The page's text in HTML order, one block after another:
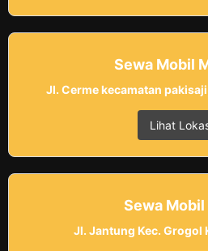
Sewa Mobil
Jl. Cerme kecamatan
Lihat
Sewa Mobil
Jl. Jantung Kec. Grogol